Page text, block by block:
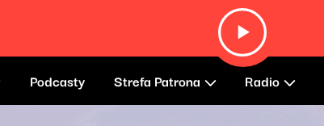
Podcasty Strefa Patrona Radio